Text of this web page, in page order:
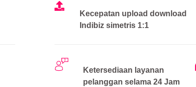
Kecepatan upload download
Indibiz simetris 1:1
Ketersediaan layanan
pelanggan selama 24 Jam